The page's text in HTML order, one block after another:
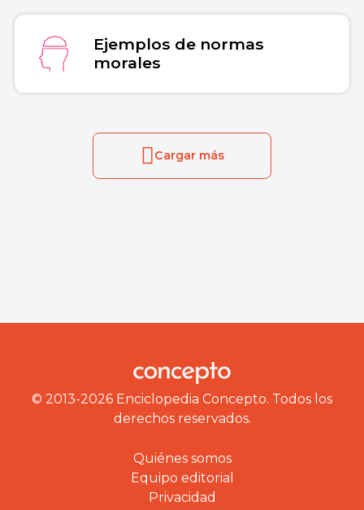
Ejemplos de normas
morales
Cargar más
© 2013-2026 Enciclopedia Concepto. Todos los
derechos reservados.
Quiénes somos
Equipo editorial
Privacidad